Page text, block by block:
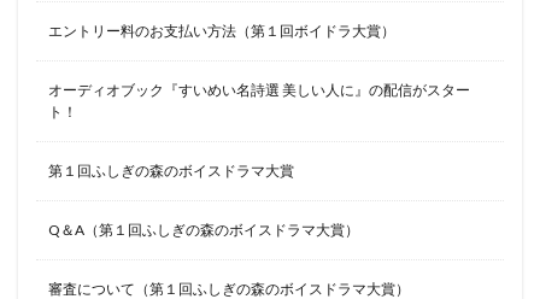
エントリー料のお支払い方法（第１回ボイドラ大賞）
オーディオブック『すいめい名詩選 美しい人に』の配信がスター
ト！
第１回ふしぎの森のボイスドラマ大賞
Q＆A（第１回ふしぎの森のボイスドラマ大賞）
審査について（第１回ふしぎの森のボイスドラマ大賞）